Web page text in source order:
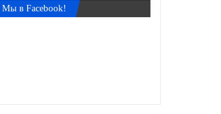
Мы в Facebook!